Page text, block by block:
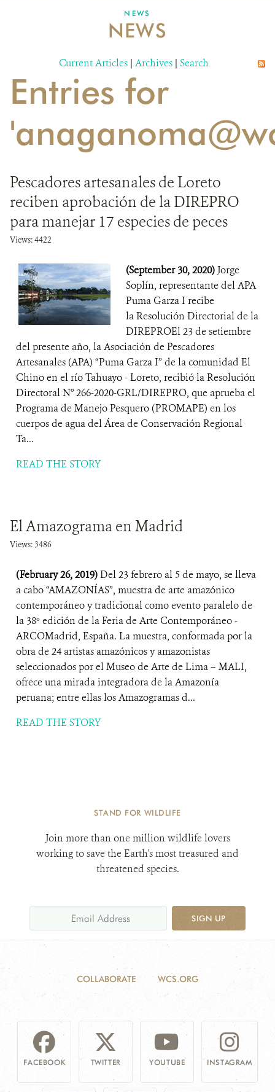
DONATE
NEWS
NEWS
Current Articles | Archives | Search
Entries for
Pescadores artesanales de Loreto
reciben aprobación de la DIREPRO
para manejar 17 especies de peces
Views: 4422
(September 30, 2020) Jorge
Soplín, representante del APA
Puma Garza I recibe
la Resolución Directorial de la
DIREPROEl 23 de setiembre
del presente año, la Asociación de Pescadores
Artesanales (APA) “Puma Garza I” de la comunidad El
Chino en el río Tahuayo - Loreto, recibió la Resolución
Directoral N° 266-2020-GRL/DIREPRO, que aprueba el
Programa de Manejo Pesquero (PROMAPE) en los
cuerpos de agua del Área de Conservación Regional
Ta...
READ THE STORY
El Amazograma en Madrid
Views: 3486
(February 26, 2019)Del 23 febrero al 5 de mayo, se lleva
a cabo “AMAZONÍAS”, muestra de arte amazónico
contemporáneo y tradicional como evento paralelo de
la 38º edición de la Feria de Arte Contemporáneo -
ARCOMadrid, España. La muestra, conformada por la
obra de 24 artistas amazónicos y amazonistas
seleccionados por el Museo de Arte de Lima – MALI,
ofrece una mirada integradora de la Amazonía
peruana; entre ellas los Amazogramas d...
READ THE STORY
STAND FOR WILDLIFE
Join more than one million wildlife lovers
working to save the Earth's most treasured and
threatened species.
SIGN UP
COLLABORATE WCS.ORG
FACEBOOK TWITTER YOUTUBE INSTAGRAM